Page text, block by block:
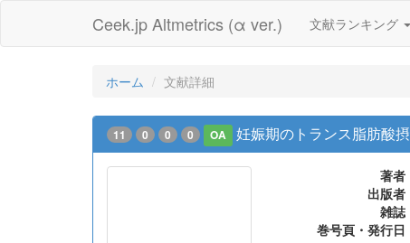
Ceek.jp Altmetrics (α ver.) 文献ランキング
ホーム 文献詳細
11 0 0 0 OA 妊娠期のトランス脂肪酸
著者
出版者
雑誌
巻号頁・発行日